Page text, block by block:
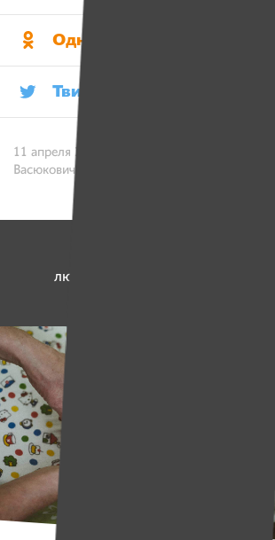
Одноклассники
Твитер
11 апреля 2016 / Текст: Катерина Синюк.
Васюкович, Имена
люди перечислили на
и работу платформы